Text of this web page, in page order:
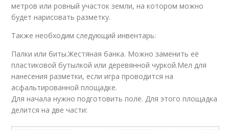
метров или ровный участок земли, на котором можно
будет нарисовать разметку.
Также необходим следующий инвентарь:
Палки или биты.Жестяная банка. Можно заменить её
пластиковой бутылкой или деревянной чуркой.Мел для
нанесения разметки, если игра проводится на
асфальтированной площадке.
Для начала нужно подготовить поле. Для этого площадка
делится на две части: